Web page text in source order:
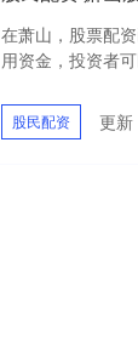
在萧山，股票配
用资金，投资者
股民配资 更